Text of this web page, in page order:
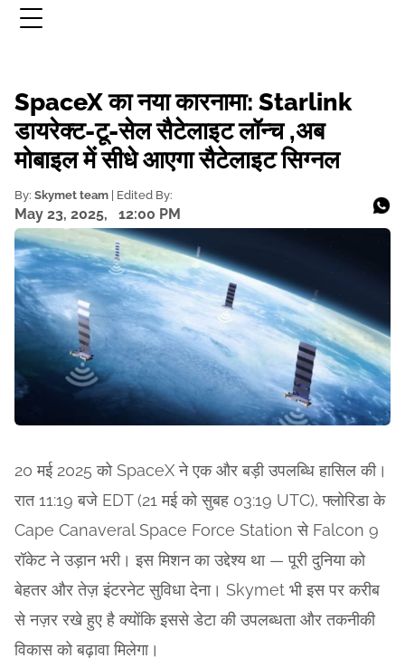
SpaceX का नया कारनामा: Starlink
डायरेक्ट-टू-सेल सैटेलाइट लॉन्च ,अब
मोबाइल में सीधे आएगा सैटेलाइट सिग्नल
By: Skymet team | Edited By:
May 23, 2025, 12:00 PM
20 मई 2025 को SpaceX ने एक और बड़ी उपलब्धि हासिल की।
रात 11:19 बजे EDT (21 मई को सुबह 03:19 UTC), फ्लोरिडा के
Cape Canaveral Space Force Station से Falcon 9
रॉकेट ने उड़ान भरी। इस मिशन का उद्देश्य था — पूरी दुनिया को
बेहतर और तेज़ इंटरनेट सुविधा देना। Skymet भी इस पर करीब
से नज़र रखे हुए है क्योंकि इससे डेटा की उपलब्धता और तकनीकी
विकास को बढ़ावा मिलेगा।